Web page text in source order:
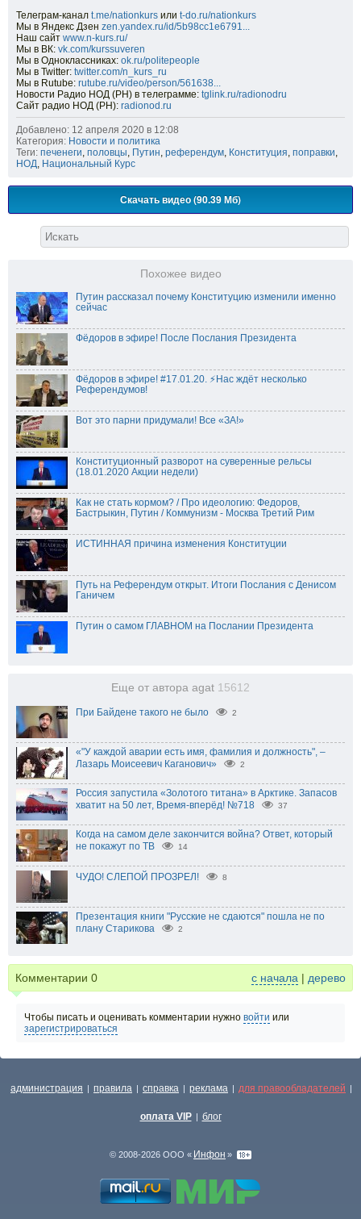
Телеграм-канал t.me/nationkurs или t-do.ru/nationkurs
Мы в Яндекс Дзен zen.yandex.ru/id/5b98cc1e6791...
Наш сайт www.n-kurs.ru/
Мы в ВК: vk.com/kurssuveren
Мы в Одноклассниках: ok.ru/politepeople
Мы в Twitter: twitter.com/n_kurs_ru
Мы в Rutube: rutube.ru/video/person/561638...
Новости Радио НОД (РН) в телеграмме: tglink.ru/radionodru
Сайт радио НОД (РН): radionod.ru
Добавлено: 12 апреля 2020 в 12:08
Категория: Новости и политика
Теги: печенеги, половцы, Путин, референдум, Конституция, поправки,
НОД, Национальный Курс
Скачать видео (90.39 Мб)
Похожее видео
Путин рассказал почему Конституцию изменили именно
сейчас
Фёдоров в эфире! После Послания Президента
Фёдоров в эфире! #17.01.20. ⚡️Нас ждёт несколько
Референдумов!
Вот это парни придумали! Все «ЗА!»
Конституционный разворот на суверенные рельсы
(18.01.2020 Акции недели)
Как не стать кормом? / Про идеологию: Федоров,
Бастрыкин, Путин / Коммунизм - Москва Третий Рим
ИСТИННАЯ причина изменения Конституции
Путь на Референдум открыт. Итоги Послания с Денисом
Ганичем
Путин о самом ГЛАВНОМ на Послании Президента
Еще от автора agat 15612
При Байдене такого не было 2
«"У каждой аварии есть имя, фамилия и должность", –
Лазарь Моисеевич Каганович»
2
Россия запустила «Золотого титана» в Арктике. Запасов
хватит на 50 лет, Время-вперёд! №718
37
Когда на самом деле закончится война? Ответ, который
не покажут по ТВ
14
ЧУДО! СЛЕПОЙ ПРОЗРЕЛ! 8
Презентация книги "Русские не сдаются" пошла не по
плану Старикова
2
Комментарии 0 с начала | дерево
Чтобы писать и оценивать комментарии нужно войти или
зарегистрироваться
администрация | правила | справка | реклама | для правообладателей |
оплата VIP | блог
© 2008-2026 ООО « Инфон »